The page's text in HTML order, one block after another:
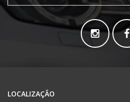
LOCALIZAÇÃO